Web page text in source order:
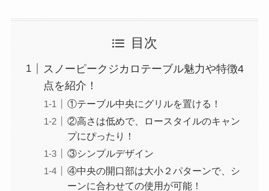
目次
スノーピークジカロテーブル魅力や特徴4
点を紹介！
①テーブル中央にグリルを置ける！
②高さは低めで、ロースタイルのキャン
プにぴったり！
③シンプルデザイン
④中央の開口部は大小２パターンで、シ
ーンに合わせての使用が可能！